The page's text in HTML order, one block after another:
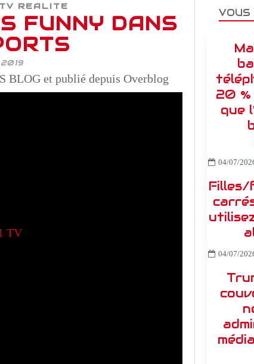
TV REALITE
FUNNY DANS
BLOG et publié depuis Overblog
VOUS
20
que
04/07/
Filles/
04/07/